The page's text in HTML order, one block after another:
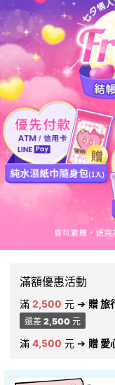
滿額優惠活動
滿 2,500 元 ➔ 贈 旅
還差 2,500 元
滿 4,500 元 ➔ 贈 愛